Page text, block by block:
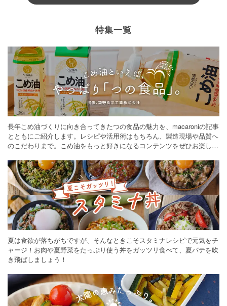
特集一覧
長年こめ油づくりに向き合ってきたつの食品の魅力を、macaroniの記事
とともにご紹介します。レシピや活用術はもちろん、製造現場や品質へ
のこだわりまで。こめ油をもっと好きになるコンテンツをぜひお楽しみ
夏は食欲が落ちがちですが、そんなときこそスタミナレシピで元気をチ
ャージ！お肉や夏野菜をたっぷり使う丼をガッツリ食べて、夏バテを吹
き飛ばしましょう！